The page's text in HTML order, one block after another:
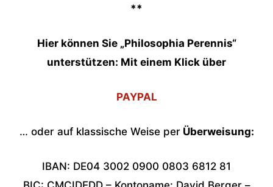
**
Hier können Sie „Philosophia Perennis“
unterstützen: Mit einem Klick über
PAYPAL
… oder auf klassische Weise perÜberweisung:
IBAN: DE04 3002 0900 0803 6812 81